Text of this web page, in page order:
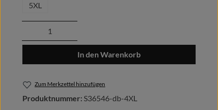
5XL
Produkt Anzahl: Gib den gewünschten
In den Warenkorb
Zum Merkzettel hinzufügen
Produktnummer: S36546-db-4XL